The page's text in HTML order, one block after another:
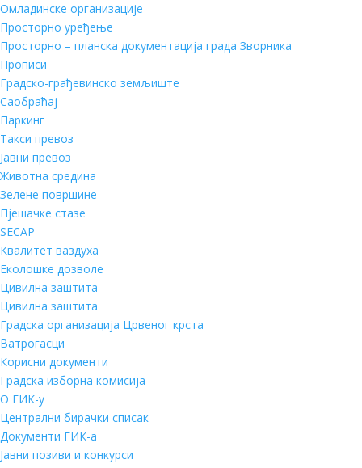
Омладинске организације
Просторно уређење
Просторно – планска документација града Зворника
Прописи
Градско-грађевинско земљиште
Саобраћај
Паркинг
Такси превоз
Јавни превоз
Животна средина
Зелене површине
Пјешачке стазе
SECAP
Квалитет ваздуха
Еколошке дозволе
Цивилна заштита
Цивилна заштита
Градска организација Црвеног крста
Ватрогасци
Корисни документи
Градска изборна комисија
О ГИК-у
Централни бирачки списак
Документи ГИК-а
Јавни позиви и конкурси